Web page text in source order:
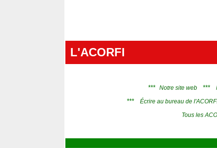
L'ACORFI
*** Notre site web ***
*** Écrire au bureau de
Tous les